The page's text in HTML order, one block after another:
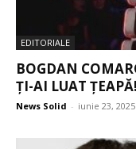
EDITORIALE
BOGDAN
ȚI-AI LUAT
News Solid - iunie 23, 2025